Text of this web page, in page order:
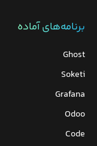
برنامه‌های‌ آماده
Ghost
Soketi
Grafana
Odoo
Code